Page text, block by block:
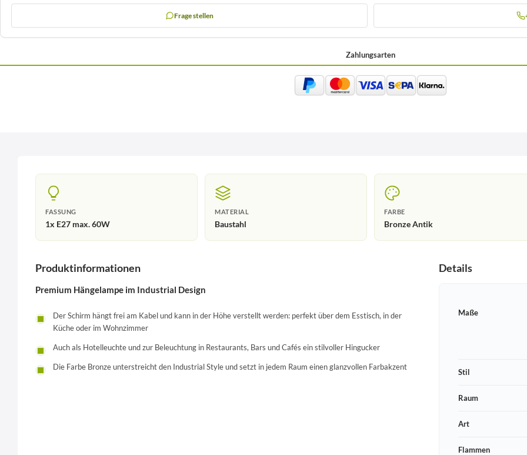
Frage stellen
Zahlungsarten
FASSUNG
1x E27 max. 60W
MATERIAL
Baustahl
FARBE
Bronze Antik
Produktinformationen
Premium Hängelampe im Industrial Design
Der Schirm hängt frei am Kabel und kann in der Höhe verstellt werden: perfekt über dem Esstisch, in der
Küche oder im Wohnzimmer
Auch als Hotelleuchte und zur Beleuchtung in Restaurants, Bars und Cafés ein stilvoller Hingucker
Die Farbe Bronze unterstreicht den Industrial Style und setzt in jedem Raum einen glanzvollen Farbakzent
Details
Maße
Stil
Raum
Art
Flammen